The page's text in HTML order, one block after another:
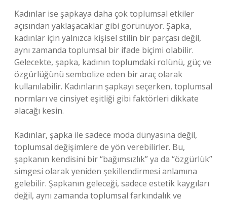
Kadınlar ise şapkaya daha çok toplumsal etkiler
açısından yaklaşacaklar gibi görünüyor. Şapka,
kadınlar için yalnızca kişisel stilin bir parçası değil,
aynı zamanda toplumsal bir ifade biçimi olabilir.
Gelecekte, şapka, kadının toplumdaki rolünü, güç ve
özgürlüğünü sembolize eden bir araç olarak
kullanılabilir. Kadınların şapkayı seçerken, toplumsal
normları ve cinsiyet eşitliği gibi faktörleri dikkate
alacağı kesin.
Kadınlar, şapka ile sadece moda dünyasına değil,
toplumsal değişimlere de yön verebilirler. Bu,
şapkanın kendisini bir “bağımsızlık” ya da “özgürlük”
simgesi olarak yeniden şekillendirmesi anlamına
gelebilir. Şapkanın geleceği, sadece estetik kaygıları
değil, aynı zamanda toplumsal farkındalık ve